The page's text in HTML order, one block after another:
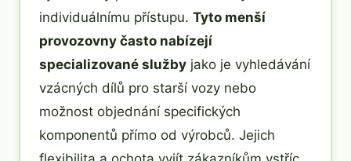
individuálnímu přístupu. Tyto menší
provozovny často nabízejí
specializované služby jako je vyhledávání
vzácných dílů pro starší vozy nebo
možnost objednání specifických
komponentů přímo od výrobců. Jejich